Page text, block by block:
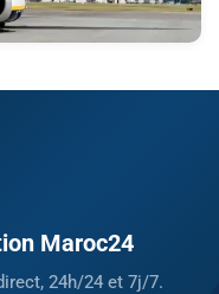
Maroc24
24h/24 et 7j/7.